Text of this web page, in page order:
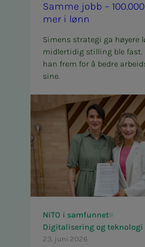
Sam­­­me jobb –
mer i lønn
Simens strategi ga høyere
midlertidig stilling ble fast.
han frem for å bedre
sine.
NITO i samfunnet
Digitalisering og teknologi
23. juni 2026